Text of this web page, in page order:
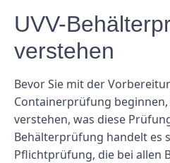
UVV-
verstehen
Bevor Sie mit der
Containerprüfung
verstehen, was diese
Behälterprüfung handelt es
Pflichtprüfung, die bei allen